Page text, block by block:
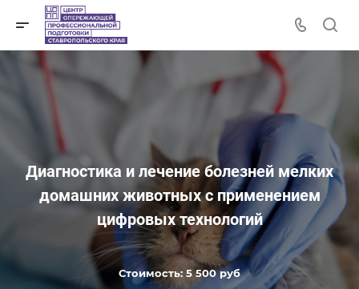
Диагностика и лечение болезней мелких
домашних животных с применением
цифровых технологий
Стоимость: 5 500 руб